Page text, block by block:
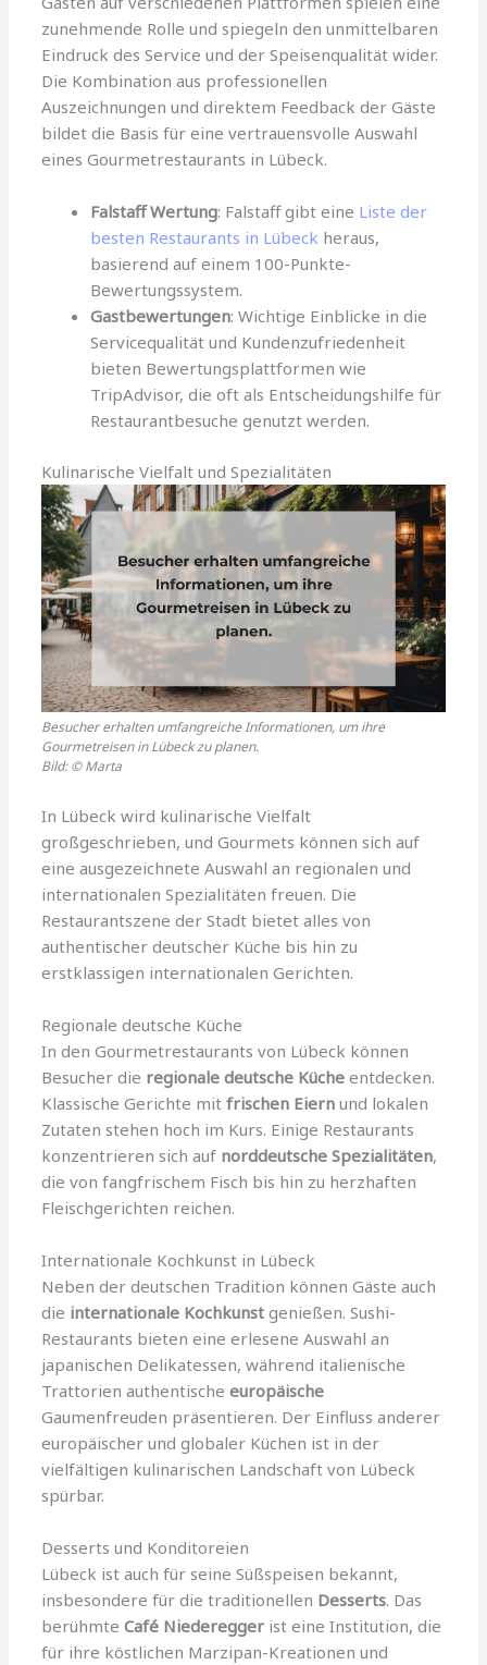
zunehmende Rolle und spiegeln den unmittelbaren
Eindruck des Service und der Speisenqualität wider.
Die Kombination aus professionellen
Auszeichnungen und direktem Feedback der Gäste
bildet die Basis für eine vertrauensvolle Auswahl
eines Gourmetrestaurants in Lübeck.
Falstaff Wertung: Falstaff gibt eine Liste der
besten Restaurants in Lübeck heraus,
basierend auf einem 100-Punkte-
Bewertungssystem.
Gastbewertungen: Wichtige Einblicke in die
Servicequalität und Kundenzufriedenheit
bieten Bewertungsplattformen wie
TripAdvisor, die oft als Entscheidungshilfe für
Restaurantbesuche genutzt werden.
Kulinarische Vielfalt und Spezialitäten
Besucher erhalten umfangreiche Informationen, um ihre
Gourmetreisen in Lübeck zu planen.
Bild: © Marta
In Lübeck wird kulinarische Vielfalt
großgeschrieben, und Gourmets können sich auf
eine ausgezeichnete Auswahl an regionalen und
internationalen Spezialitäten freuen. Die
Restaurantszene der Stadt bietet alles von
authentischer deutscher Küche bis hin zu
erstklassigen internationalen Gerichten.
Regionale deutsche Küche
In den Gourmetrestaurants von Lübeck können
Besucher die regionale deutsche Küche entdecken.
Klassische Gerichte mitfrischen Eiern und lokalen
Zutaten stehen hoch im Kurs. Einige Restaurants
konzentrieren sich auf norddeutsche Spezialitäten,
die von fangfrischem Fisch bis hin zu herzhaften
Fleischgerichten reichen.
Internationale Kochkunst in Lübeck
Neben der deutschen Tradition können Gäste auch
die internationale Kochkunst genießen. Sushi-
Restaurants bieten eine erlesene Auswahl an
japanischen Delikatessen, während italienische
Trattorien authentischeeuropäische
Gaumenfreuden präsentieren. Der Einfluss anderer
europäischer und globaler Küchen ist in der
vielfältigen kulinarischen Landschaft von Lübeck
spürbar.
Desserts und Konditoreien
Lübeck ist auch für seine Süßspeisen bekannt,
insbesondere für die traditionellen Desserts. Das
berühmteCafé Niederegger ist eine Institution, die
für ihre köstlichen Marzipan-Kreationen und